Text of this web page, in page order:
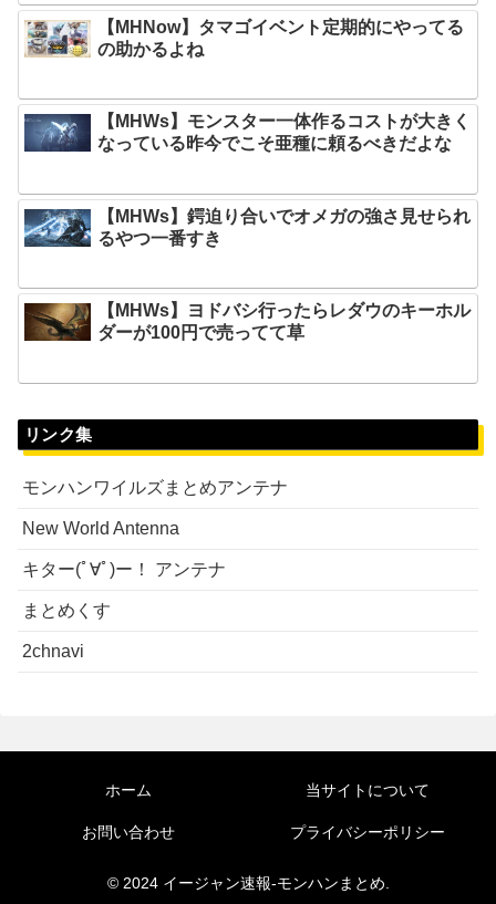
【MHNow】タマゴイベント定期的にやってる
の助かるよね
【MHWs】モンスター一体作るコストが大きく
なっている昨今でこそ亜種に頼るべきだよな
【MHWs】鍔迫り合いでオメガの強さ見せられ
るやつ一番すき
【MHWs】ヨドバシ行ったらレダウのキーホル
ダーが100円で売ってて草
リンク集
モンハンワイルズまとめアンテナ
New World Antenna
キター(ﾟ∀ﾟ)ー！ アンテナ
まとめくす
2chnavi
ホーム 当サイトについて
お問い合わせ プライバシーポリシー
© 2024 イージャン速報-モンハンまとめ.